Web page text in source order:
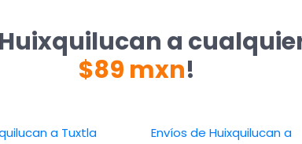
a
$89 mxn!
a Tuxtla
Envíos de Huixquilucan a